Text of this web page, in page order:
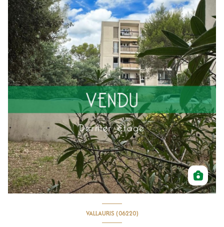
VALLAURIS (06220)